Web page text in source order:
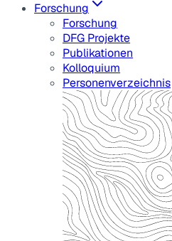
Forschung
Forschung
DFG Projekte
Publikationen
Kolloquium
Personenverzeichnis